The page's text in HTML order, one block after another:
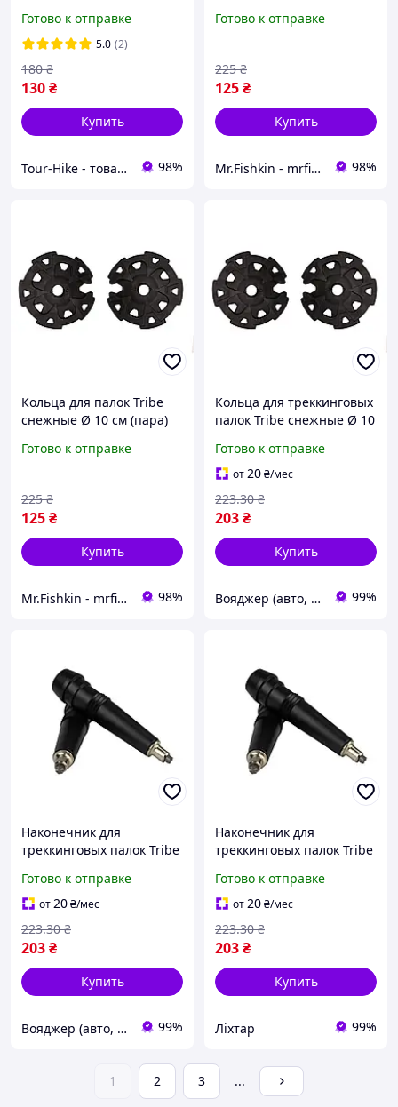
MF-0004-black)
Готово к отправке
5.0 (2)
130₴
180 ₴
Купить
Tour-Hike - товары для туризма и активного отдыха 98%
Готово к отправке
125₴
225 ₴
Купить
Mr.Fishkin - mrfishkin.com.ua 98%
Кольца для палок Tribe
снежные Ø 10 см (пара)
Готово к отправке
125₴
225 ₴
Купить
Mr.Fishkin - mrfishkin.com.ua 98%
Кольца для треккинговых
палок Tribe снежные Ø 10
T-MF-VO
Готово к отправке
от20₴/мес
203₴
223.30 ₴
Купить
Вояджер (авто, туризм, спорт) 99%
Наконечник для
треккинговых палок Tribe
Готово к отправке
от20₴/мес
203₴
223.30 ₴
Купить
Вояджер (авто, туризм, спорт) 99%
Наконечник для
треккинговых палок Tribe
Готово к отправке
от20₴/мес
203₴
223.30 ₴
Купить
Ліхтар 99%
1 2 3 ...